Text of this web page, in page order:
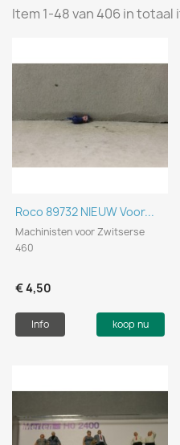
Item 1-48 van 406 in totaal
Roco 89732 NIEUW Voor...
Machinisten voor Zwitserse
460
€ 4,50
Info koop nu